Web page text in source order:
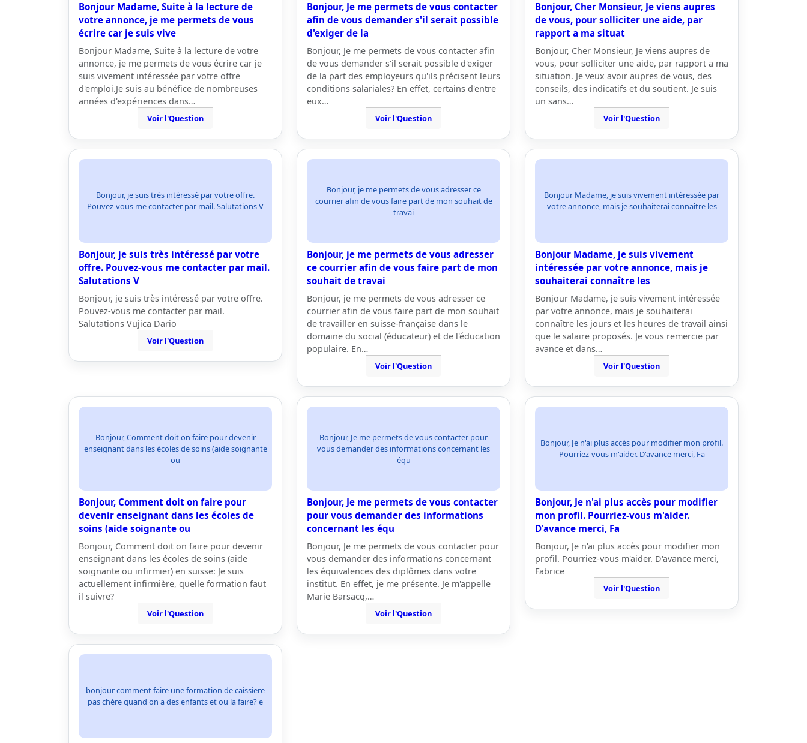
Bonjour Madame, Suite à la lecture de
votre annonce, je me permets de vous
écrire car je suis vive
Bonjour Madame, Suite à la lecture de votre
annonce, je me permets de vous écrire car je
suis vivement intéressée par votre offre
d'emploi.Je suis au bénéfice de nombreuses
années d'expériences dans…
Voir l'Question
Bonjour, Je me permets de vous contacter
afin de vous demander s'il serait possible
d'exiger de la
Bonjour, Je me permets de vous contacter afin
de vous demander s'il serait possible d'exiger
de la part des employeurs qu'ils précisent leurs
conditions salariales? En effet, certains d'entre
eux…
Voir l'Question
Bonjour, Cher Monsieur, Je viens aupres
de vous, pour solliciter une aide, par
rapport a ma situat
Bonjour, Cher Monsieur, Je viens aupres de
vous, pour solliciter une aide, par rapport a ma
situation. Je veux avoir aupres de vous, des
conseils, des indicatifs et du soutient. Je suis
un sans…
Voir l'Question
Bonjour, je suis très intéressé par votre offre.
Pouvez-vous me contacter par mail. Salutations V
Bonjour, je suis très intéressé par votre
offre. Pouvez-vous me contacter par mail.
Salutations V
Bonjour, je suis très intéressé par votre offre.
Pouvez-vous me contacter par mail.
Salutations Vujica Dario
Voir l'Question
Bonjour, je me permets de vous adresser ce
courrier afin de vous faire part de mon souhait de
travai
Bonjour, je me permets de vous adresser
ce courrier afin de vous faire part de mon
souhait de travai
Bonjour, je me permets de vous adresser ce
courrier afin de vous faire part de mon souhait
de travailler en suisse-française dans le
domaine du social (éducateur) et de l'éducation
populaire. En…
Voir l'Question
Bonjour Madame, je suis vivement intéressée par
votre annonce, mais je souhaiterai connaître les
Bonjour Madame, je suis vivement
intéressée par votre annonce, mais je
souhaiterai connaître les
Bonjour Madame, je suis vivement intéressée
par votre annonce, mais je souhaiterai
connaître les jours et les heures de travail ainsi
que le salaire proposés. Je vous remercie par
avance et dans…
Voir l'Question
Bonjour, Comment doit on faire pour devenir
enseignant dans les écoles de soins (aide soignante
ou
Bonjour, Comment doit on faire pour
devenir enseignant dans les écoles de
soins (aide soignante ou
Bonjour, Comment doit on faire pour devenir
enseignant dans les écoles de soins (aide
soignante ou infirmier) en suisse: Je suis
actuellement infirmière, quelle formation faut
il suivre?
Voir l'Question
Bonjour, Je me permets de vous contacter pour
vous demander des informations concernant les
équ
Bonjour, Je me permets de vous contacter
pour vous demander des informations
concernant les équ
Bonjour, Je me permets de vous contacter pour
vous demander des informations concernant
les équivalences des diplômes dans votre
institut. En effet, je me présente. Je m'appelle
Marie Barsacq,…
Voir l'Question
Bonjour, Je n'ai plus accès pour modifier mon profil.
Pourriez-vous m'aider. D'avance merci, Fa
Bonjour, Je n'ai plus accès pour modifier
mon profil. Pourriez-vous m'aider.
D'avance merci, Fa
Bonjour, Je n'ai plus accès pour modifier mon
profil. Pourriez-vous m'aider. D'avance merci,
Fabrice
Voir l'Question
bonjour comment faire une formation de caissiere
pas chère quand on a des enfants et ou la faire? e